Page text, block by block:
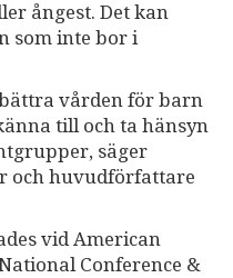
ångest. Det kan
som inte bor i
vården för barn
till och ta hänsyn
säger
och huvudförfattare
vid American
Conference &